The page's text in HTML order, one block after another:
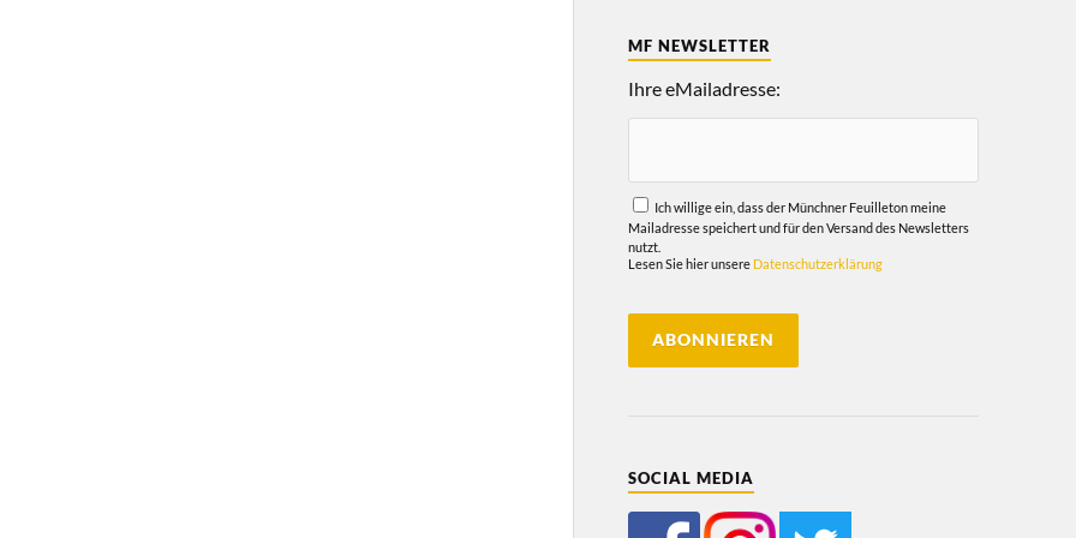
MF NEWSLETTER
Ihre eMailadresse:
Ich willige ein, dass der Münchner Feuilleton meine
Mailadresse speichert und für den Versand des Newsletters
nutzt.
Lesen Sie hier unsere Datenschutzerklärung
SOCIAL MEDIA